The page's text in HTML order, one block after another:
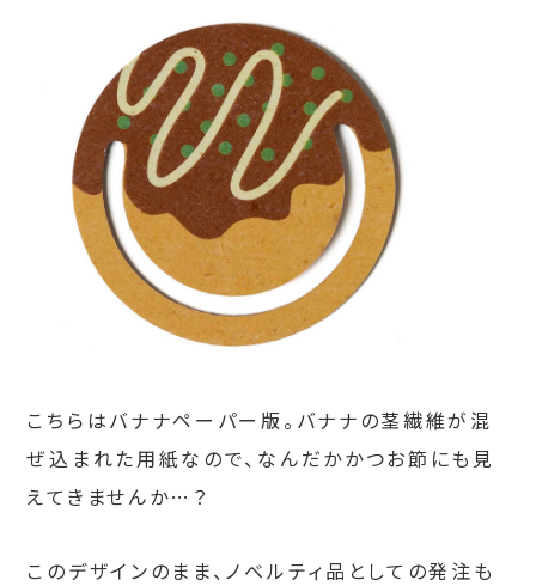
こちらはバナナペーパー版。バナナの茎繊維が混
ぜ込まれた用紙なので、なんだかかつお節にも見
えてきませんか…？
このデザインのまま、ノベルティ品としての発注も